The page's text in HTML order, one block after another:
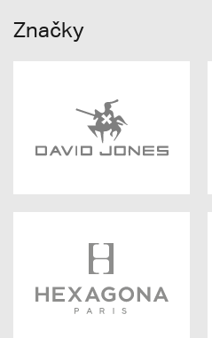
Značky